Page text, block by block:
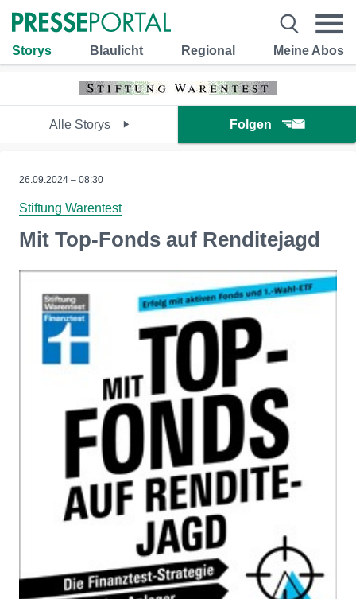
Storys Blaulicht Regional Meine Abos
Alle Storys Folgen
26.09.2024 – 08:30
Stiftung Warentest
Mit Top-Fonds auf Renditejagd